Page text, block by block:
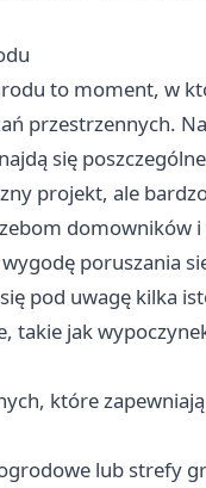
to moment, w
przestrzennych.
się
projekt, ale
domowników
poruszania
pod uwagę kilka
takie jak
które
lub strefy